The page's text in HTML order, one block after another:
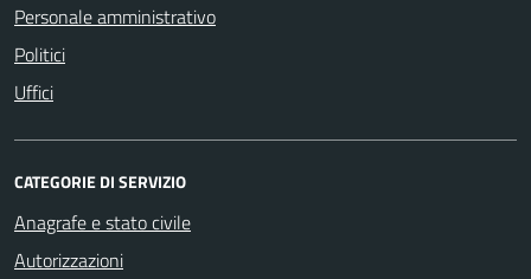
Personale amministrativo
Politici
Uffici
CATEGORIE DI SERVIZIO
Anagrafe e stato civile
Autorizzazioni